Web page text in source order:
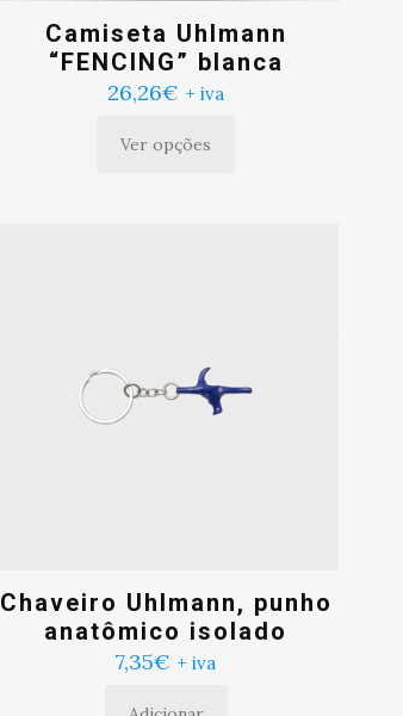
Camiseta Uhlmann
“FENCING” blanca
26,26€ + iva
Ver opções
Este
ser
escolhidas
na
Chaveiro Uhlmann, punho
anatômico isolado
7,35€ + iva